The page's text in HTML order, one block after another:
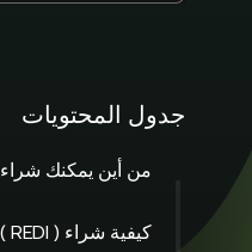
جدول المحتويات
من أين يمكنك شراء REDi ( REDI )؟
كيفية شراء REDi ( REDI ): دليل تفصيلي